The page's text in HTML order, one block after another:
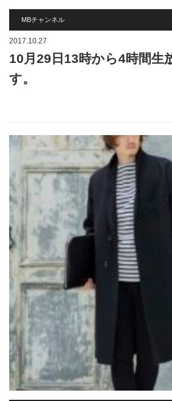
MBチャンネル
2017.10.27
10月29日13時から4時間生
す。